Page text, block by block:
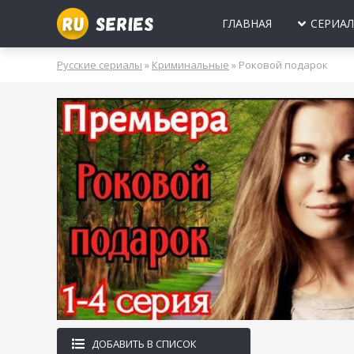
ГЛАВНАЯ
2025 2024 2023 2022 2021 2020
РОССИЯ УКРАИНА БЕЛАРУСЬ СССР
МОЛОДЕЖНЫЕ
НОВОГОДНИЕ
ПРО ВРАЧЕЙ
ПРО
ПРО
ЛЮБОВНЫЕ
Русские сериалы » Криминальные » Роковой подарок
ДОБАВИТЬ В СПИСОК